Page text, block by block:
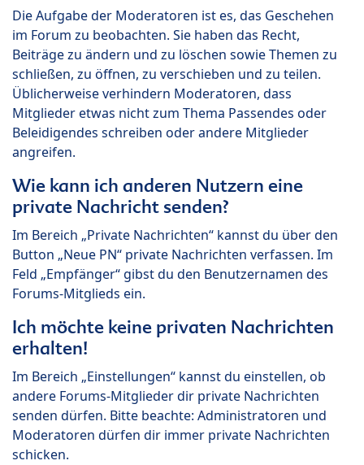
Die Aufgabe der Moderatoren ist es, das Geschehen
im Forum zu beobachten. Sie haben das Recht,
Beiträge zu ändern und zu löschen sowie Themen zu
schließen, zu öffnen, zu verschieben und zu teilen.
Üblicherweise verhindern Moderatoren, dass
Mitglieder etwas nicht zum Thema Passendes oder
Beleidigendes schreiben oder andere Mitglieder
angreifen.
Wie kann ich anderen Nutzern eine
private Nachricht senden?
Im Bereich „Private Nachrichten“ kannst du über den
Button „Neue PN“ private Nachrichten verfassen. Im
Feld „Empfänger“ gibst du den Benutzernamen des
Forums-Mitglieds ein.
Ich möchte keine privaten Nachrichten
erhalten!
Im Bereich „Einstellungen“ kannst du einstellen, ob
andere Forums-Mitglieder dir private Nachrichten
senden dürfen. Bitte beachte: Administratoren und
Moderatoren dürfen dir immer private Nachrichten
schicken.